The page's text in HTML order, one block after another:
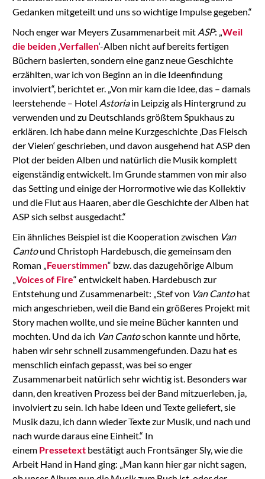
Gedanken mitgeteilt und uns so wichtige Impulse gegeben.“
Noch enger war Meyers Zusammenarbeit mit ASP: „Weil
die beiden ‚Verfallen‘-Alben nicht auf bereits fertigen
Büchern basierten, sondern eine ganz neue Geschichte
erzählten, war ich von Beginn an in die Ideenfindung
involviert“, berichtet er. „Von mir kam die Idee, das – damals
leerstehende – Hotel Astoriain Leipzig als Hintergrund zu
verwenden und zu Deutschlands größtem Spukhaus zu
erklären. Ich habe dann meine Kurzgeschichte ‚Das Fleisch
der Vielen‘ geschrieben, und davon ausgehend hat ASP den
Plot der beiden Alben und natürlich die Musik komplett
eigenständig entwickelt. Im Grunde stammen von mir also
das Setting und einige der Horrormotive wie das Kollektiv
und die Flut aus Haaren, aber die Geschichte der Alben hat
ASP sich selbst ausgedacht.“
Ein ähnliches Beispiel ist die Kooperation zwischen Van
Cantound Christoph Hardebusch, die gemeinsam den
Roman „Feuerstimmen“ bzw. das dazugehörige Album
„Voices of Fire“ entwickelt haben. Hardebusch zur
Entstehung und Zusammenarbeit: „Stef von Van Cantohat
mich angeschrieben, weil die Band ein größeres Projekt mit
Story machen wollte, und sie meine Bücher kannten und
mochten. Und da ich Van Cantoschon kannte und hörte,
haben wir sehr schnell zusammengefunden. Dazu hat es
menschlich einfach gepasst, was bei so enger
Zusammenarbeit natürlich sehr wichtig ist. Besonders war
dann, den kreativen Prozess bei der Band mitzuerleben, ja,
involviert zu sein. Ich habe Ideen und Texte geliefert, sie
Musik dazu, ich dann wieder Texte zur Musik, und nach und
nach wurde daraus eine Einheit.“ In
einem Pressetextbestätigt auch Frontsänger Sly, wie die
Arbeit Hand in Hand ging: „Man kann hier gar nicht sagen,